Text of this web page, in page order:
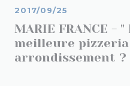
MARIE FRANCE -
meilleure
arrondissement ?
2017/09/25